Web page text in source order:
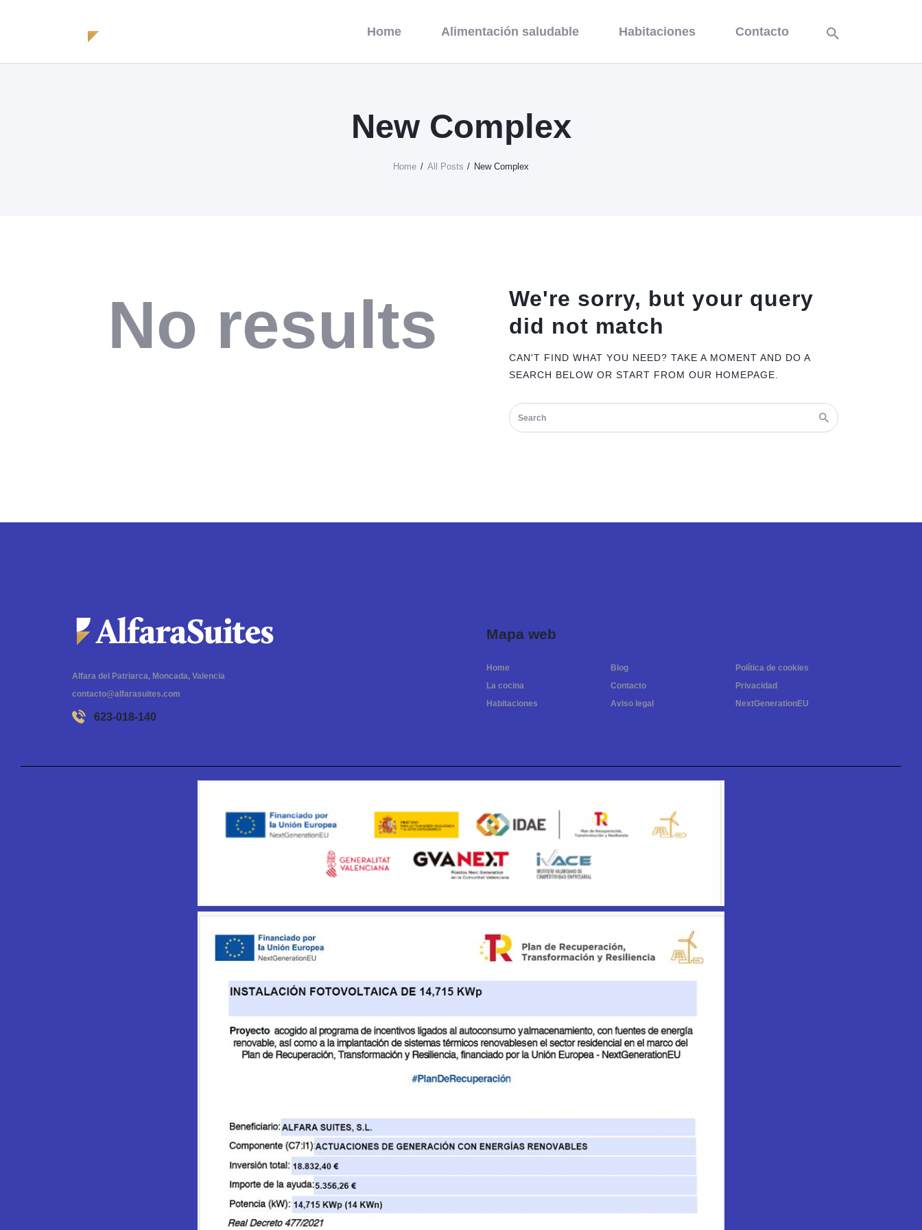
Home Alimentación saludable Habitaciones Contacto
New Complex
Home All Posts New Complex
Alimentación Saludable
No results
We're sorry, but your query
did not match
CAN'T FIND WHAT YOU NEED? TAKE A MOMENT AND DO A
SEARCH BELOW OR START FROM OUR HOMEPAGE
Alfara del Patriarca, Moncada, Valencia
contacto@alfarasuites.com
623-018-140
Mapa web
Home
La cocina
Habitaciones
Blog
Contacto
Aviso legal
Política de cookies
Privacidad
NextGenerationEU